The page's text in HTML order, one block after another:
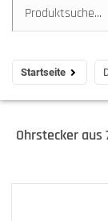
Startseite
Ohrstecker